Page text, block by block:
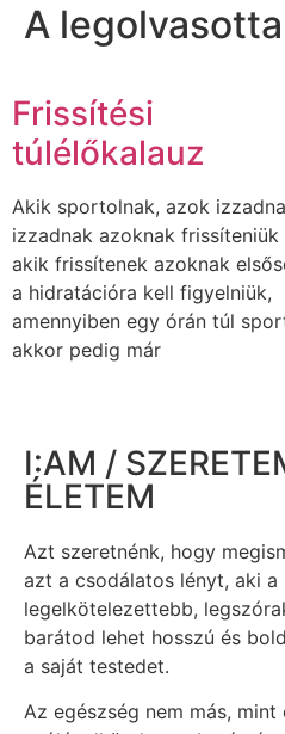
A
Frissítési
túlélőkalauz
Akik sportolnak, azok
izzadnak azoknak frissíteniük
akik frissítenek azoknak
a hidratációra kell figyelniük,
amennyiben egy órán túl
akkor pedig már
I:AM /
ÉLETEM
Azt szeretnénk, hogy
azt a csodálatos lényt, aki a
legelkötelezettebb,
barátod lehet hosszú és
a saját testedet.
Az egészség nem más,